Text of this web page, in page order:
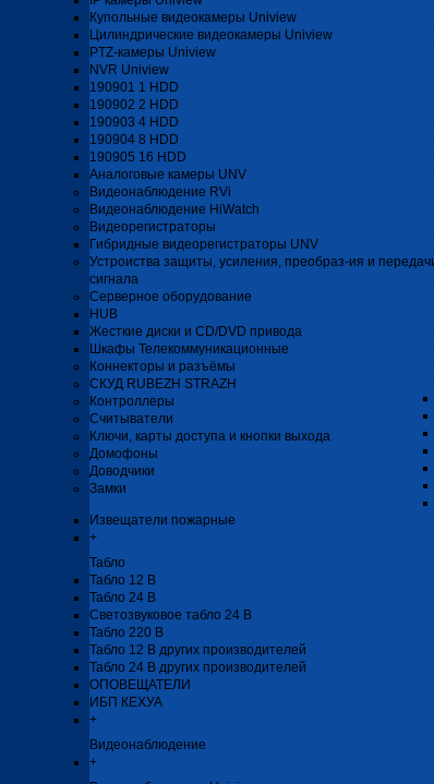
Купольные видеокамеры Uniview
Цилиндрические видеокамеры Uniview
PTZ-камеры Uniview
NVR Uniview
190901 1 HDD
190902 2 HDD
190903 4 HDD
190904 8 HDD
190905 16 HDD
Аналоговые камеры UNV
Видеонаблюдение RVi
Видеонаблюдение HiWatch
Видеорегистраторы
Гибридные видеорегистраторы UNV
Устроиства защиты, усиления, преобраз-ия и
сигнала
Серверное оборудование
HUB
Жесткие диски и CD/DVD привода
Шкафы Телекоммуникационные
Коннекторы и разъёмы
СКУД RUBEZH STRAZH
Контроллеры
Считыватели
Ключи, карты доступа и кнопки выхода
Домофоны
Доводчики
Замки
Извещатели пожарные
+
Табло
Табло 12 В
Табло 24 В
Светозвуковое табло 24 В
Табло 220 В
Табло 12 В других производителей
Табло 24 В других производителей
ОПОВЕЩАТЕЛИ
ИБП КЕХУА
+
Видеонаблюдение
+